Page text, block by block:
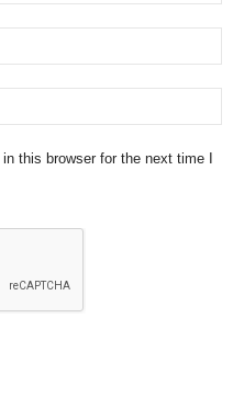
this browser for the next time I